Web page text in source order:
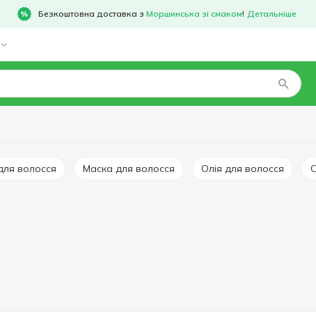
Безкоштовна доставка з Моршинська зі смаком! Детальніше
волосся Маска для волосся Олія для волосся